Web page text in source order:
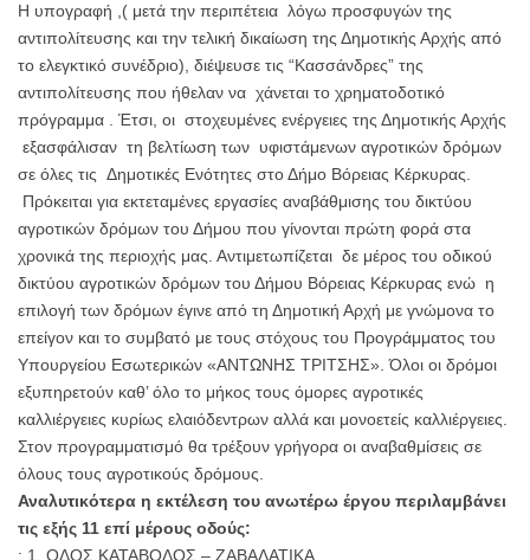
Η υπογραφή ,( μετά την περιπέτεια λόγω προσφυγών της
αντιπολίτευσης και την τελική δικαίωση της Δημοτικής Αρχής από
το ελεγκτικό συνέδριο), διέψευσε τις “Κασσάνδρες” της
αντιπολίτευσης που ήθελαν να χάνεται το χρηματοδοτικό
πρόγραμμα . Έτσι, οι στοχευμένες ενέργειες της Δημοτικής Αρχής
εξασφάλισαν τη βελτίωση των υφιστάμενων αγροτικών δρόμων
σε όλες τις Δημοτικές Ενότητες στο Δήμο Βόρειας Κέρκυρας.
Πρόκειται για εκτεταμένες εργασίες αναβάθμισης του δικτύου
αγροτικών δρόμων του Δήμου που γίνονται πρώτη φορά στα
χρονικά της περιοχής μας. Αντιμετωπίζεται δε μέρος του οδικού
δικτύου αγροτικών δρόμων του Δήμου Βόρειας Κέρκυρας ενώ η
επιλογή των δρόμων έγινε από τη Δημοτική Αρχή με γνώμονα το
επείγον και το συμβατό με τους στόχους του Προγράμματος του
Υπουργείου Εσωτερικών «ΑΝΤΩΝΗΣ ΤΡΙΤΣΗΣ». Όλοι οι δρόμοι
εξυπηρετούν καθ’ όλο το μήκος τους όμορες αγροτικές
καλλιέργειες κυρίως ελαιόδεντρων αλλά και μονοετείς καλλιέργειες.
Στον προγραμματισμό θα τρέξουν γρήγορα οι αναβαθμίσεις σε
όλους τους αγροτικούς δρόμους.
Αναλυτικότερα η εκτέλεση του ανωτέρω έργου περιλαμβάνει
τις εξής 11 επί μέρους οδούς:
: 1. ΟΔΟΣ ΚΑΤΑΒΟΛΟΣ – ΖΑΒΑΛΑΤΙΚΑ